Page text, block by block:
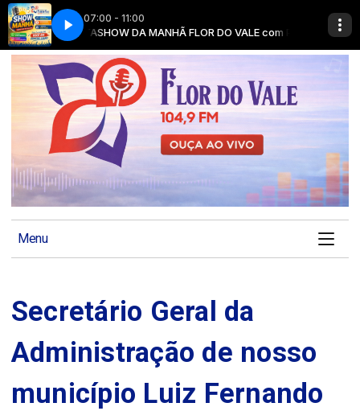
07:00 - 11:00
COSTA SHOW DA MANHÃ FLOR DO VALE com PATRICIA COSTA
Menu
Secretário Geral da
Administração de nosso
município Luiz Fernando